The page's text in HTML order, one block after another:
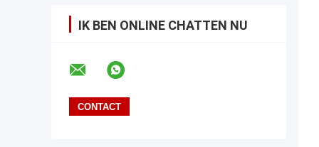
IK BEN ONLINE CHATTEN NU